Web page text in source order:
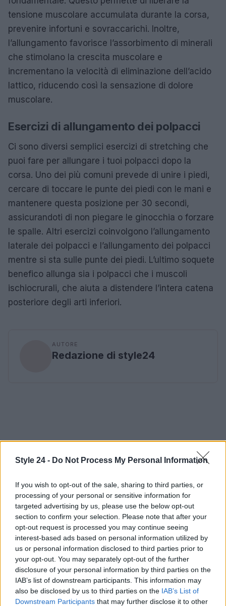
Style 24 - Do Not Process My Personal Information
If you wish to opt-out of the sale, sharing to third parties, or
processing of your personal or sensitive information for
targeted advertising by us, please use the below opt-out
section to confirm your selection. Please note that after your
opt-out request is processed you may continue seeing
interest-based ads based on personal information utilized by
us or personal information disclosed to third parties prior to
your opt-out. You may separately opt-out of the further
disclosure of your personal information by third parties on the
IAB’s list of downstream participants. This information may
also be disclosed by us to third parties on the IAB’s List of
Downstream Participants that may further disclose it to other
tensione muscolare accumulata durante la corsa,
prevenire infortuni e sovraccarichi. Inoltre,
l’allungamento favorisce l’assorbimento di minerali
che stimolano la crescita muscolare e
incrementano la velocità di eliminazione dell’acido
lattico, riducendo così la sensazione di dolore
muscolare.
Esercizi di allungamento dei polpacci
Ci sono diversi semplici esercizi di stretching che
puoi fare per allungare i tuoi polpacci dopo la
corsa. Uno dei più comuni prevede di unire i piedi,
cercare di toccare le punte dei piedi con le mani e
mantenere questa posizione per 30 secondi,
assicurandoti di non piegare le ginocchia o forzare
le spalle. Altri esercizi coinvolgono l’allungamento
laterale dei polpacci e l’allungamento dei polpacci
mentre si sta sulle punte dei piedi. L’ultimo soquete
benefico allunga sia i polpacci che i muscoli
ischiocrurali, che aiuta a distendere l’intera catena
posteriore degli arti inferiori.
AUTORE
Redazione di style24